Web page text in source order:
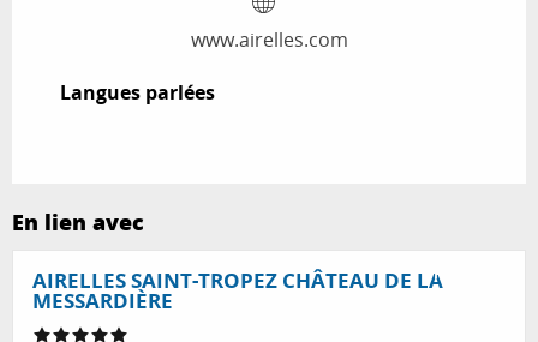
www.airelles.com
Langues parlées
Langues parlées
En lien avec
AIRELLES SAINT-TROPEZ CHÂTEAU DE LA
MESSARDIÈRE
Réservable